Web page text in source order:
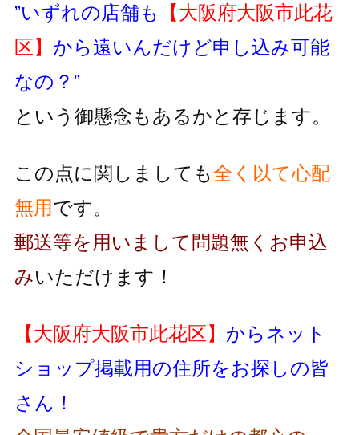
”いずれの店舗も
【大阪府大阪市此花
区】 から遠いんだけど申し込み可能
なの？”
という御懸念もあるかと存じます。
この点に関しましても全く以て心配
無用です。
郵送等を用いまして問題無くお申込
みいただけます！
【大阪府大阪市此花区】 からネット
ショップ掲載用の住所をお探しの皆
さん！